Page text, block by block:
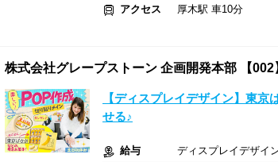
アクセス
厚木駅 車10分
株式会社グレープストーン 企画開発本部 【002
【ディスプレイデザイン】東
せる♪
給与
ディスプレイデザイ